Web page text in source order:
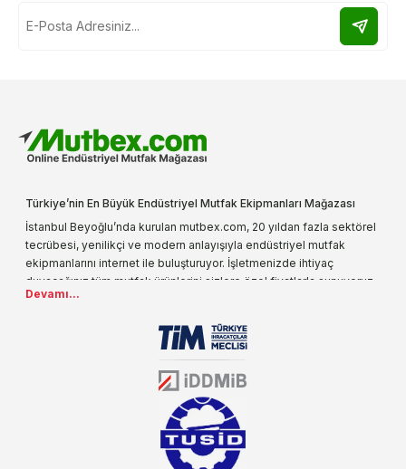
Türkiye’nin En Büyük Endüstriyel Mutfak Ekipmanları Mağazası
İstanbul Beyoğlu’nda kurulan mutbex.com, 20 yıldan fazla sektörel
tecrübesi, yenilikçi ve modern anlayışıyla endüstriyel mutfak
ekipmanlarını internet ile buluşturuyor. İşletmenizde ihtiyaç
duyacağınız tüm mutfak ürünlerini sizlere özel fiyatlarla sunuyoruz.
Endüstriyel mutfak malzemesi deyince akla gelen ilk adreslerden
sektörün farklı alanlarında da faliyet gösteren mutbex.com,
Öztiryakiler resmi bayisidir. Öztiryakiler ürünleri üzerinde büyük bir
donanıma sahip ekibi ile müşterilerine koşulsuz destek sunan
mutbex.com ile endüstriyel mutfak malzemeleri konusunda
alacağınız hizmet standartların her zaman üstünde olacaktır.
Devamı...